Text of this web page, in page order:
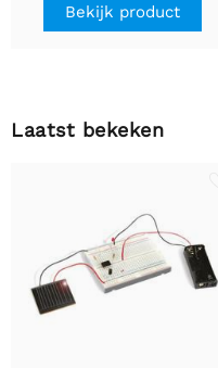
Bekijk product
Laatst bekeken